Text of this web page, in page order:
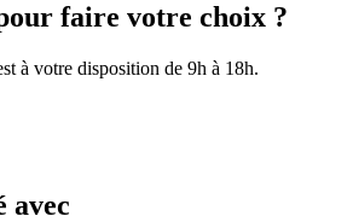
faire votre choix ?
à votre disposition de 9h à 18h.
avec